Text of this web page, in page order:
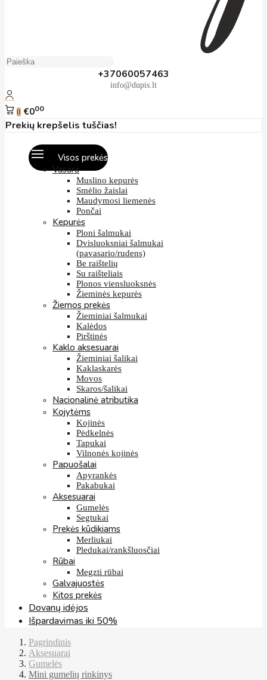
+37060057463
info@dupis.lt
0 €000
Prekių krepšelis tuščias!
Visos prekės
Vasara
Muslino kepurės
Smėlio žaislai
Maudymosi liemenės
Pončai
Kepurės
Ploni šalmukai
Dvisluoksniai šalmukai
(pavasario/rudens)
Be raištelių
Su raišteliais
Plonos viensluoksnės
Žieminės kepurės
Žiemos prekės
Žieminiai šalmukai
Kalėdos
Pirštinės
Kaklo aksesuarai
Žieminiai šalikai
Kaklaskarės
Movos
Skaros/šalikai
Nacionalinė atributika
Kojytėms
Kojinės
Pėdkelnės
Tapukai
Vilnonės kojinės
Papuošalai
Apyrankės
Pakabukai
Aksesuarai
Gumelės
Segtukai
Prekės kūdikiams
Merliukai
Pledukai/rankšluosčiai
Rūbai
Megzti rūbai
Galvajuostės
Kitos prekės
Dovanų idėjos
Išpardavimas iki 50%
Pagrindinis
Aksesuarai
Gumelės
Mini gumelių rinkinys